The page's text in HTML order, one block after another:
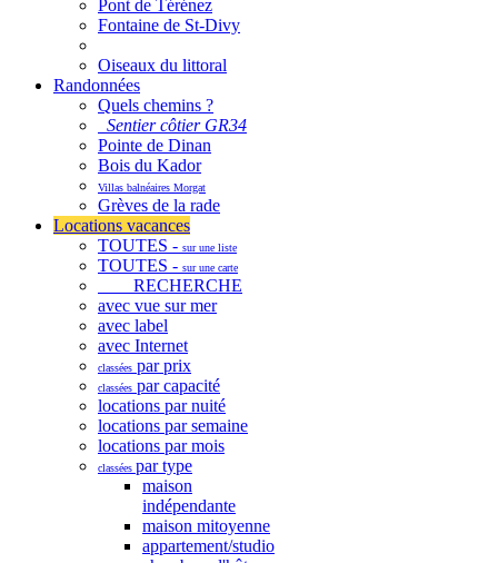
Pont de Térénez
Fontaine de St-Divy
Oiseaux du littoral
Randonnées
Quels chemins ?
Sentier côtier GR34
Pointe de Dinan
Bois du Kador
Villas balnéaires Morgat
Grèves de la rade
Locations vacances
TOUTES - sur une liste
TOUTES - sur une carte
RECHERCHE
avec vue sur mer
avec label
avec Internet
classées par prix
classées par capacité
locations par nuité
locations par semaine
locations par mois
classées par type
maison
indépendante
maison mitoyenne
appartement/studio